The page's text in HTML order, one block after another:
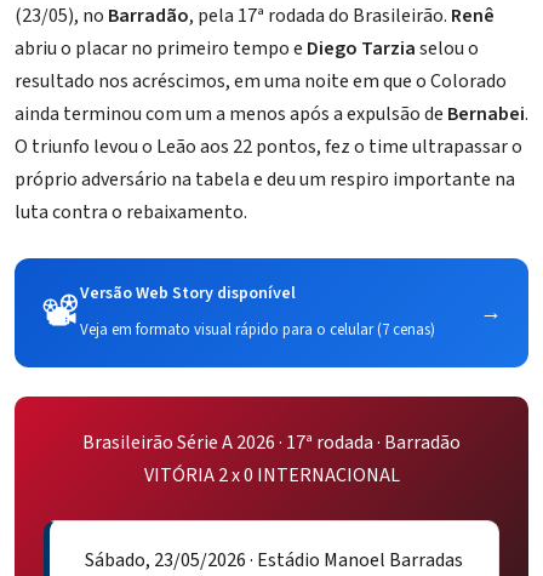
(23/05), no Barradão, pela 17ª rodada do Brasileirão. Renê
abriu o placar no primeiro tempo e Diego Tarziaselou o
resultado nos acréscimos, em uma noite em que o Colorado
ainda terminou com um a menos após a expulsão de Bernabei.
O triunfo levou o Leão aos 22 pontos, fez o time ultrapassar o
próprio adversário na tabela e deu um respiro importante na
luta contra o rebaixamento.
📽️Versão Web Story disponível
Veja em formato visual rápido para o celular (7 cenas)
→
Brasileirão Série A 2026 · 17ª rodada · Barradão
VITÓRIA 2 x 0 INTERNACIONAL
Sábado, 23/05/2026 · Estádio Manoel Barradas